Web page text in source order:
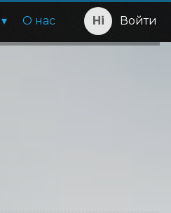
О нас Войти